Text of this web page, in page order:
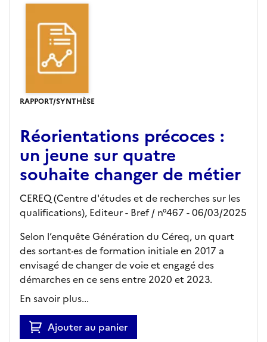
RAPPORT/SYNTHÈSE
Réorientations précoces :
un jeune sur quatre
souhaite changer de métier
CEREQ (Centre d'études et de recherches sur les
qualifications), Editeur- Bref / n°467 - 06/03/2025
Selon l’enquête Génération du Céreq, un quart
des sortant·es de formation initiale en 2017 a
envisagé de changer de voie et engagé des
démarches en ce sens entre 2020 et 2023.
En savoir plus...
Ajouter au panier